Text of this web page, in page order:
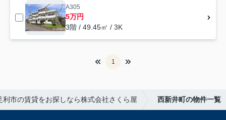
A305
5万円
3階 / 49.45㎡ / 3K
1
利市の賃貸をお探しなら株式会社さくら屋 西新井町の物件一覧